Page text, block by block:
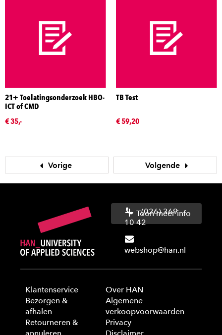
21+ Toelatingsonderzoek HBO-
ICT of CMD
€ 35,-
TB Test
€ 59,20
Vorige Volgende
(026) 369
10 42
webshop@han.nl
Toon meer info
Klantenservice
Bezorgen &
afhalen
Retourneren &
Over HAN
Algemene
verkoopvoorwaarden
Privacy